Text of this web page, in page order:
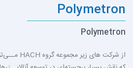
Polymetron
Polymetron
از شرکت های زیر مجموعه گروه HACH